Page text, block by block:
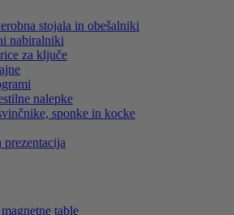
stojala in obešalniki
nabiralniki
za ključe
nalepke
sponke in kocke
prezentacija
table